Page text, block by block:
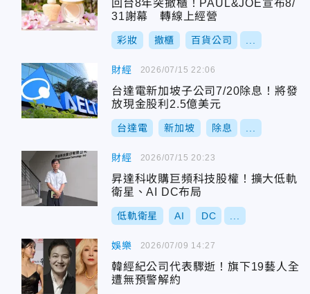
回台8年突撤櫃！PAUL&JOE宣布8/
31謝幕 轉線上經營
彩妝 撤櫃 百貨公司
財經
台達電新加坡子公司7/20除息！將發
放現金股利2.5億美元
台達電 新加坡 除息
2026/07/15 22:06
財經
昇達科收購巨頻科技股權！擴大低軌
衛星、AI DC布局
低軌衛星 AI DC
2026/07/15 20:23
娛樂
韓經紀公司代表驟逝！旗下19藝人全
遭無預警解約
2026/07/09 14:27